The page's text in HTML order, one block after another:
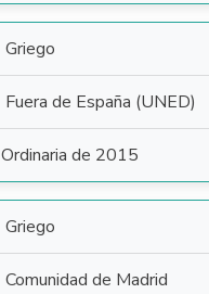
Griego
Fuera de España (UNED)
Ordinaria de 2015
Griego
Comunidad de Madrid